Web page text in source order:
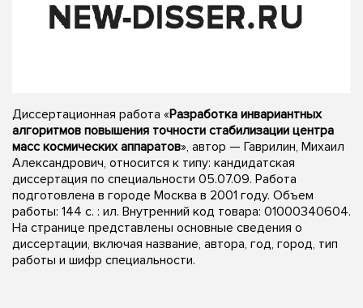
Диссертационная работа «Разработка инвариантных
алгоритмов повышения точности стабилизации центра
масс космических аппаратов», автор — Гаврилин, Михаил
Александрович, относится к типу: кандидатская
диссертация по специальности 05.07.09. Работа
подготовлена в городе Москва в 2001 году. Объем
работы: 144 с. : ил. Внутренний код товара: 01000340604.
На странице представлены основные сведения о
диссертации, включая название, автора, год, город, тип
работы и шифр специальности.